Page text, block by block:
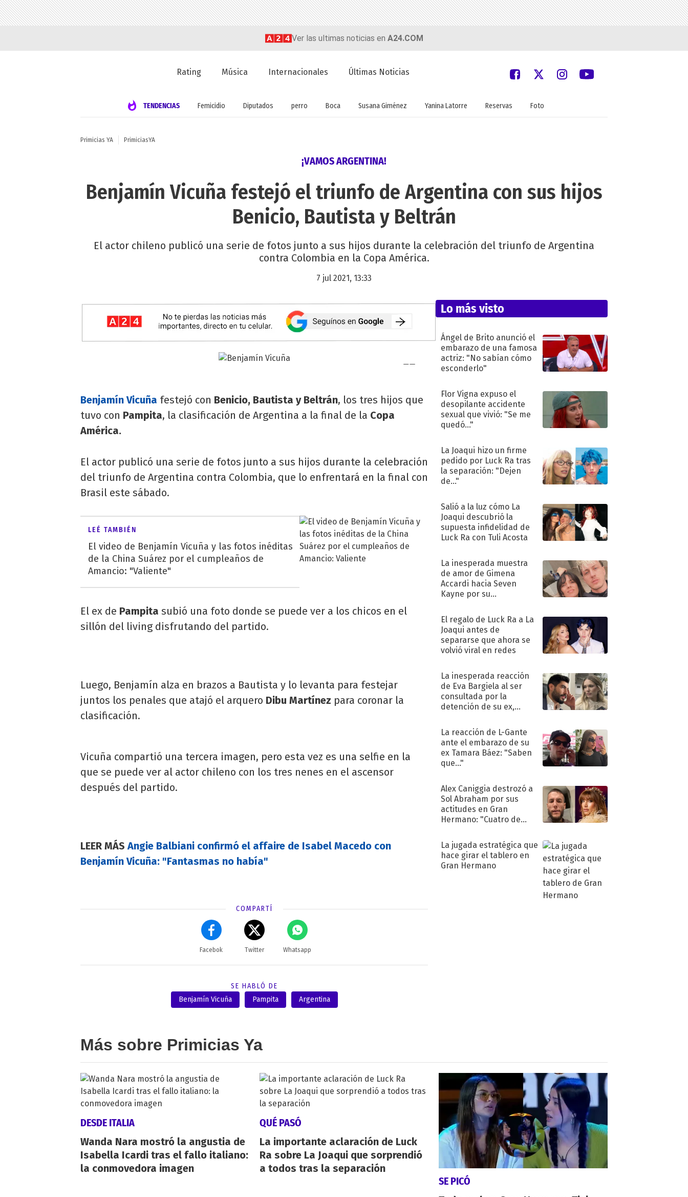
Ver las ultimas noticias en A24.COM
Rating Música Internacionales Últimas Noticias
TENDENCIAS Femicidio Diputados perro Boca Susana Giménez Yanina Latorre Reservas Foto
Primicias YA PrimiciasYA
¡VAMOS ARGENTINA!
Benjamín Vicuña festejó el triunfo de Argentina con sus hijos
Benicio, Bautista y Beltrán
El actor chileno publicó una serie de fotos junto a sus hijos durante la celebración del triunfo de Argentina
contra Colombia en la Copa América.
7 jul 2021, 13:33
Benjamín Vicuña festejó con Benicio, Bautista y Beltrán, los tres hijos que
tuvo con Pampita, la clasificación de Argentina a la final de la Copa
América.
El actor publicó una serie de fotos junto a sus hijos durante la celebración
del triunfo de Argentina contra Colombia, que lo enfrentará en la final con
Brasil este sábado.
LEÉ TAMBIÉN
El video de Benjamín Vicuña y las fotos inéditas
de la China Suárez por el cumpleaños de
Amancio: "Valiente"
El ex de Pampita subió una foto donde se puede ver a los chicos en el
sillón del living disfrutando del partido.
Luego, Benjamín alza en brazos a Bautista y lo levanta para festejar
juntos los penales que atajó el arquero Dibu Martínez para coronar la
clasificación.
Vicuña compartió una tercera imagen, pero esta vez es una selfie en la
que se puede ver al actor chileno con los tres nenes en el ascensor
después del partido.
LEER MÁS Angie Balbiani confirmó el affaire de Isabel Macedo con
Benjamín Vicuña: "Fantasmas no había"
COMPARTÍ
Facebok Twitter Whatsapp
SE HABLÓ DE
Benjamín Vicuña
Pampita Argentina
Lo más visto
Ángel de Brito anunció el
embarazo de una famosa
actriz: "No sabían cómo
esconderlo"
Flor Vigna expuso el
desopilante accidente
sexual que vivió: "Se me
quedó..."
La Joaqui hizo un firme
pedido por Luck Ra tras
la separación: "Dejen
de..."
Salió a la luz cómo La
Joaqui descubrió la
supuesta infidelidad de
Luck Ra con Tuli Acosta
La inesperada muestra
de amor de Gimena
Accardi hacia Seven
Kayne por su
El regalo de Luck Ra a La
Joaqui antes de
separarse que ahora se
volvió viral en redes
La inesperada reacción
de Eva Bargiela al ser
consultada por la
detención de su ex,
La reacción de L-Gante
ante el embarazo de su
ex Tamara Báez: "Saben
que..."
Alex Caniggia destrozó a
Sol Abraham por sus
actitudes en Gran
Hermano: "Cuatro de
La jugada estratégica que
hace girar el tablero en
Gran Hermano
Más sobre Primicias Ya
DESDE ITALIA
Wanda Nara mostró la angustia de
Isabella Icardi tras el fallo italiano:
la conmovedora imagen
QUÉ PASÓ
La importante aclaración de Luck
Ra sobre La Joaqui que sorprendió
a todos tras la separación
SE PICÓ